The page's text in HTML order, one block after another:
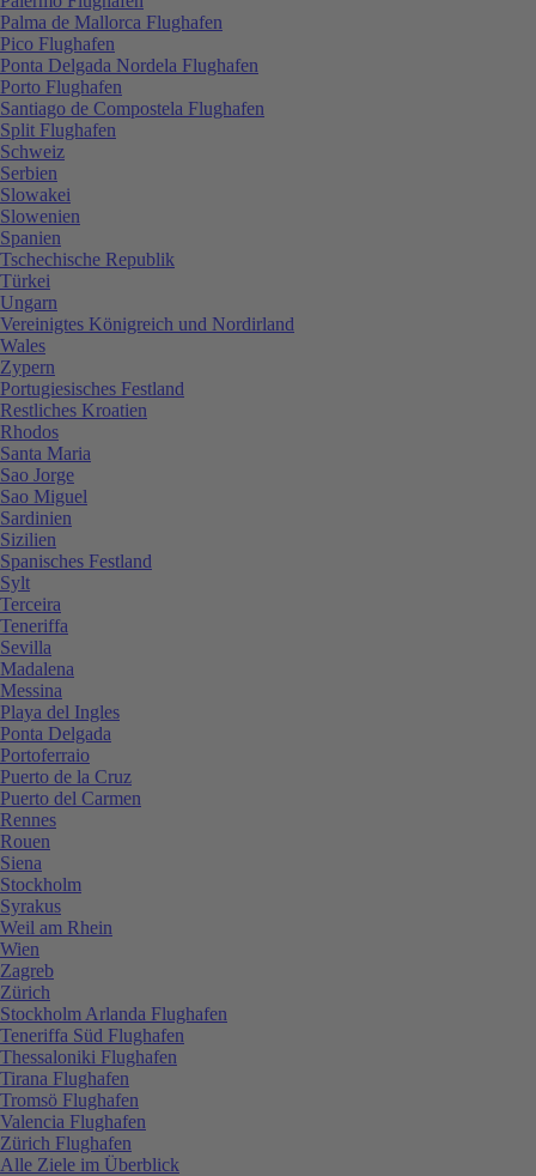
Palma de Mallorca Flughafen
Pico Flughafen
Ponta Delgada Nordela Flughafen
Porto Flughafen
Santiago de Compostela Flughafen
Split Flughafen
Schweiz
Serbien
Slowakei
Slowenien
Spanien
Tschechische Republik
Türkei
Ungarn
Vereinigtes Königreich und Nordirland
Wales
Zypern
Portugiesisches Festland
Restliches Kroatien
Rhodos
Santa Maria
Sao Jorge
Sao Miguel
Sardinien
Sizilien
Spanisches Festland
Sylt
Terceira
Teneriffa
Sevilla
Madalena
Messina
Playa del Ingles
Ponta Delgada
Portoferraio
Puerto de la Cruz
Puerto del Carmen
Rennes
Rouen
Siena
Stockholm
Syrakus
Weil am Rhein
Wien
Zagreb
Zürich
Stockholm Arlanda Flughafen
Teneriffa Süd Flughafen
Thessaloniki Flughafen
Tirana Flughafen
Tromsö Flughafen
Valencia Flughafen
Zürich Flughafen
Alle Ziele im Überblick